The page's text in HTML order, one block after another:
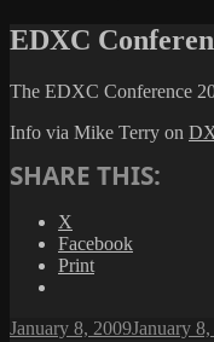
EDXC
The EDXC Conference
Info via Mike Terry on
SHARE THIS:
X
Facebook
Print
Posted
January 8, 2009January